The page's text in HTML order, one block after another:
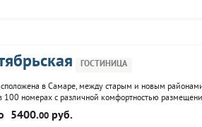
ГОСТИНИЦА
в Самаре, между старым и новым
100 номерах с различной комфортностью
Инфраструктура гостиничного комплекса
салон...
5400.00руб.